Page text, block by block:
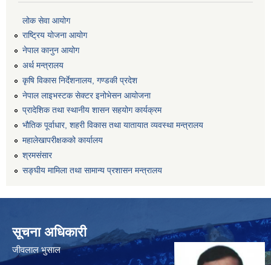
लोक सेवा आयोग
राष्ट्रिय योजना आयोग
नेपाल कानुन आयोग
अर्थ मन्त्रालय
कृषि विकास निर्देशनालय, गण्डकी प्रदेश
नेपाल लाइभस्टक सेक्टर इनोभेसन आयोजना
प्रादेशिक तथा स्थानीय शासन सहयोग कार्यक्रम
भौतिक पूर्वाधार, शहरी विकास तथा यातायात व्यवस्था मन्त्रालय
महालेखापरीक्षकको कार्यालय
श्रमसंसार
सङ्घीय मामिला तथा सामान्य प्रशासन मन्त्रालय
सूचना अधिकारी
जीवलाल भुसाल